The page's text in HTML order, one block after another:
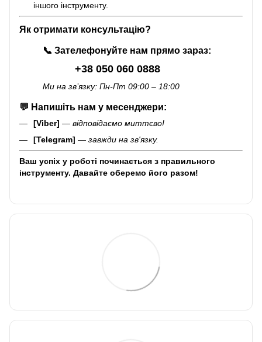
іншого інструменту.
Як отримати консультацію?
📞 Зателефонуйте нам прямо зараз:
+38 050 060 0888
Ми на зв’язку: Пн-Пт 09:00 – 18:00
💬 Напишіть нам у месенджери:
[Viber] — відповідаємо миттєво!
[Telegram] — завжди на зв'язку.
Ваш успіх у роботі починається з правильного
інструменту. Давайте оберемо його разом!